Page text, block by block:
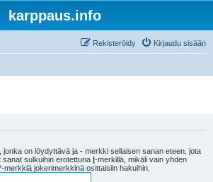
karppaus.info
Kirjaudu sisään
Rekisteröidy
jonka on löydyttävä ja - merkki sellaisen sanan eteen, jota
sulkuihin erotettuna |-merkillä, mikäli vain yhden
jokerimerkkinä osittaisiin hakuihin.